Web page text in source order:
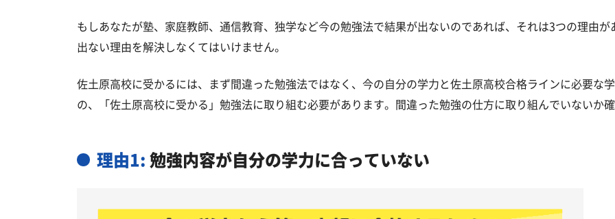
もしあなたが塾、家庭教師、通信教育、独学など今の勉強法で結果が出ないのであれば、それは3つの理由
出ない理由を解決しなくてはいけません。
佐土原高校に受かるには、まず間違った勉強法ではなく、今の自分の学力と佐土原高校合格ラインに必要な
の、「佐土原高校に受かる」勉強法に取り組む必要があります。間違った勉強の仕方に取り組んでいないか
理由1:勉強内容が自分の学力に合っていない